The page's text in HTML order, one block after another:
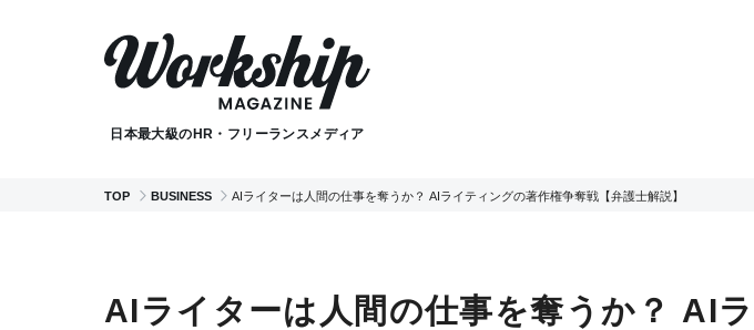
日本最大級のHR・フリーランスメディア
TOP BUSINESS AIライターは人間の仕事を奪うか？ AIライティングの著作権争奪戦【弁護士解説】
AIライターは人間の仕事を奪うか？ AI